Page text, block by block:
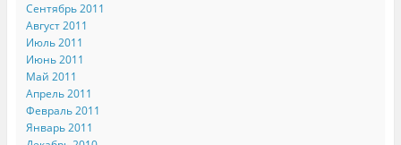
Сентябрь 2011
Август 2011
Июль 2011
Июнь 2011
Май 2011
Апрель 2011
Февраль 2011
Январь 2011